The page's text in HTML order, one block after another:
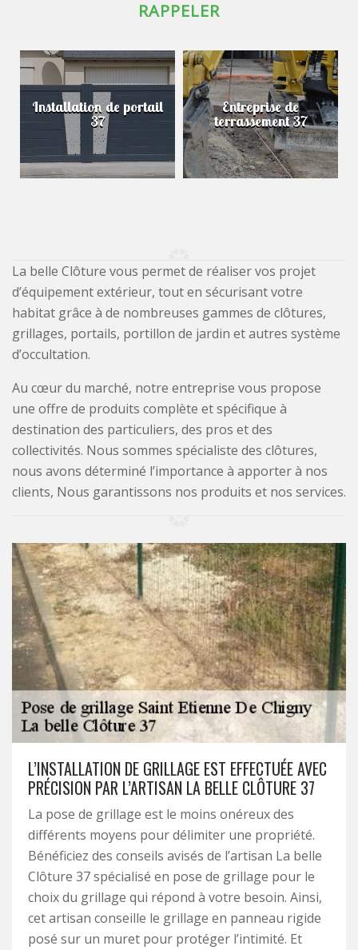
Installation de portail
37
Entreprise de
terrassement 37
La belle Clôture vous permet de réaliser vos projet
d’équipement extérieur, tout en sécurisant votre
habitat grâce à de nombreuses gammes de clôtures,
grillages, portails, portillon de jardin et autres système
d’occultation.
Au cœur du marché, notre entreprise vous propose
une offre de produits complète et spécifique à
destination des particuliers, des pros et des
collectivités. Nous sommes spécialiste des clôtures,
nous avons déterminé l’importance à apporter à nos
clients, Nous garantissons nos produits et nos services.
L’INSTALLATION DE GRILLAGE EST EFFECTUÉE AVEC
PRÉCISION PAR L’ARTISAN LA BELLE CLÔTURE 37
La pose de grillage est le moins onéreux des
différents moyens pour délimiter une propriété.
Bénéficiez des conseils avisés de l’artisan La belle
Clôture 37 spécialisé en pose de grillage pour le
choix du grillage qui répond à votre besoin. Ainsi,
cet artisan conseille le grillage en panneau rigide
posé sur un muret pour protéger l’intimité. Et